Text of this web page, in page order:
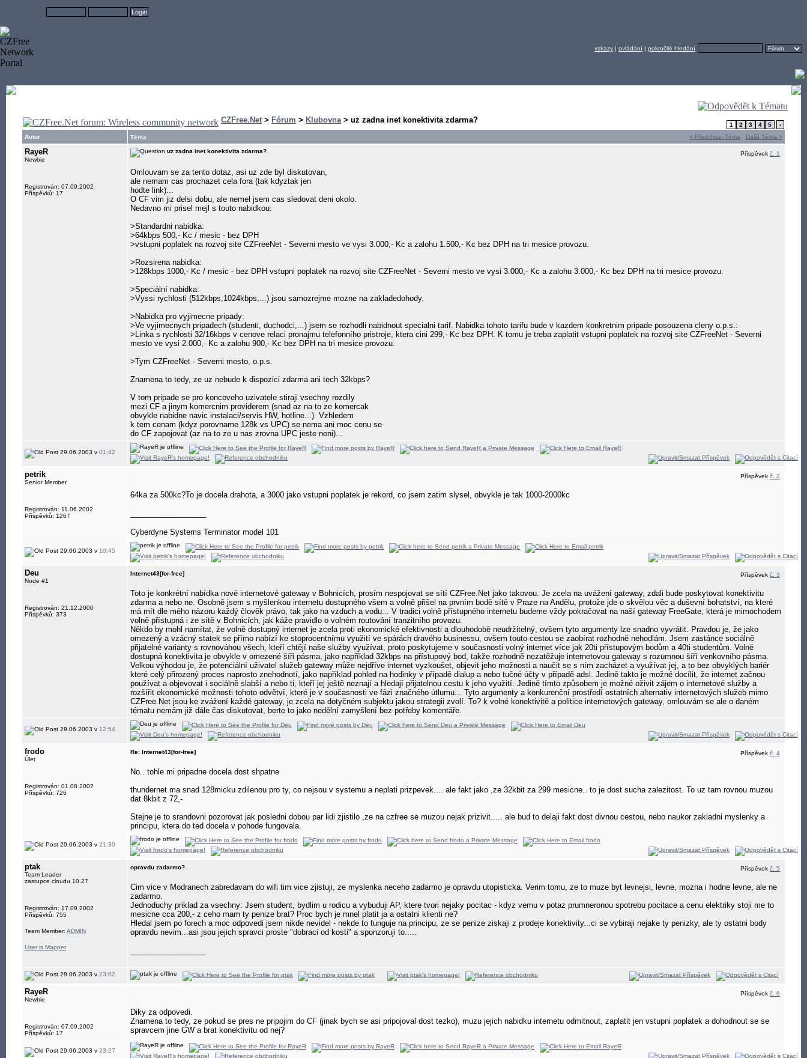
vzkazy | ovládání | pokročilé hledání
CZFree.Net > Fórum > Klubovna> uz zadna inet konektivita zdarma?
1 2 3 4 5
›
Autor
Téma < Předchozí Téma Další Téma >
RayeR
Newbie
Registrován: 07.09.2002
Příspěvků: 17
uz zadna inet konektivita zdarma? Příspěvek č. 1
Omlouvam se za tento dotaz, asi uz zde byl diskutovan,
ale nemam cas prochazet cela fora (tak kdyztak jen
hodte link)...
O CF vim jiz delsi dobu, ale nemel jsem cas sledovat deni okolo.
Nedavno mi prisel mejl s touto nabidkou:
>Standardni nabidka:
>64kbps 500,- Kc / mesic - bez DPH
>vstupni poplatek na rozvoj site CZFreeNet - Severni mesto ve vysi 3.000,- Kc a zalohu 1.500,- Kc bez DPH na tri mesice provozu.
>Rozsirena nabidka:
>128kbps 1000,- Kc / mesic - bez DPH vstupni poplatek na rozvoj site CZFreeNet - Severni mesto ve vysi 3.000,- Kc a zalohu 3.000,- Kc bez DPH na tri mesice provozu.
>Speciální nabidka:
>Vyssi rychlosti (512kbps,1024kbps,...) jsou samozrejme mozne na zakladedohody.
>Nabidka pro vyjimecne pripady:
>Ve vyjimecnych pripadech (studenti, duchodci,...) jsem se rozhodli nabidnout specialni tarif. Nabidka tohoto tarifu bude v kazdem konkretnim pripade posouzena cleny o.p.s.:
>Linka s rychlosti 32/16kbps v cenove relaci pronajmu telefonního pristroje, ktera cini 299,- Kc bez DPH. K tomu je treba zaplatit vstupni poplatek na rozvoj site CZFreeNet - Severni
mesto ve vysi 2.000,- Kc a zalohu 900,- Kc bez DPH na tri mesice provozu.
>Tym CZFreeNet - Severni mesto, o.p.s.
Znamena to tedy, ze uz nebude k dispozici zdarma ani tech 32kbps?
V tom pripade se pro koncoveho uzivatele stiraji vsechny rozdily
mezi CF a jinym komercnim providerem (snad az na to ze komercak
obvykle nabidne navic instalaci/servis HW, hotline...). Vzhledem
k tem cenam (kdyz porovname 128k vs UPC) se nema ani moc cenu se
do CF zapojovat (az na to ze u nas zrovna UPC jeste neni)...
29.06.2003 v 01:42
petrik
Senior Member
Registrován: 11.06.2002
Příspěvků: 1267
Příspěvek č. 2
64ka za 500kc?To je docela drahota, a 3000 jako vstupni poplatek je rekord, co jsem zatim slysel, obvykle je tak 1000-2000kc
Cyberdyne Systems Terminator model 101
29.06.2003 v 10:45
Deu
Node #1
Registrován: 21.12.2000
Příspěvků: 373
Internet43[for-free] Příspěvek č. 3
Toto je konkrétní nabídka nové internetové gateway v Bohnicích, prosím nespojovat se sítí CZFree.Net jako takovou. Je zcela na uvážení gateway, zdali bude poskytovat konektivitu
zdarma a nebo ne. Osobně jsem s myšlenkou internetu dostupného všem a volně přišel na prvním bodě sítě v Praze na Andělu, protože jde o skvělou věc a duševní bohatství, na které
má mít dle mého názoru každý člověk právo, tak jako na vzduch a vodu... V tradici volně přístupného internetu budeme vždy pokračovat na naší gateway FreeGate, která je mimochodem
volně přístupná i ze sítě v Bohnicích, jak káže pravidlo o volném routování tranzitního provozu.
Někdo by mohl namítat, že volně dostupný internet je zcela proti ekonomické efektivnosti a dlouhodobě neudržitelný, ovšem tyto argumenty lze snadno vyvrátit. Pravdou je, že jako
omezený a vzácný statek se přímo nabízí ke stoprocentnímu využití ve spárách dravého businessu, ovšem touto cestou se zaobírat rozhodně nehodlám. Jsem zastánce sociálně
přijatelné varianty s rovnováhou všech, kteří chtějí naše služby využívat, proto poskytujeme v současnosti volný internet více jak 20ti přístupovým bodům a 40ti studentům. Volně
dostupná konektivita je obvykle v omezené šíři pásma, jako například 32kbps na přístupový bod, takže rozhodně nezatěžuje internetovou gateway s rozumnou šíří venkovního pásma.
Velkou výhodou je, že potenciální uživatel služeb gateway může nejdříve internet vyzkoušet, objevit jeho možnosti a naučit se s ním zacházet a využívat jej, a to bez obvyklých bariér
které celý přirozený proces naprosto znehodnotí, jako například pohled na hodinky v případě dialup a nebo tučné účty v případě adsl. Jedině takto je možné docílit, že internet začnou
používat a objevovat i sociálně slabší a nebo ti, kteří jej ještě neznají a hledají přijatelnou cestu k jeho využití. Jedině tímto způsobem je možné oživit zájem o internetové služby a
rozšířit ekonomické možnosti tohoto odvětví, které je v současnosti ve fázi značného útlumu... Tyto argumenty a konkurenční prostředí ostatních alternativ internetových služeb mimo
CZFree.Net jsou ke zvážení každé gateway, je zcela na dotyčném subjektu jakou strategii zvolí. To? k volné konektivitě a politice internetových gateway, omlouvám se ale o daném
tématu nemám již dále čas diskutovat, berte to jako nedělní zamyšlení bez potřeby komentáře.
29.06.2003 v 12:54
frodo
Úlet
Registrován: 01.08.2002
Příspěvků: 726
Re: Internet43[for-free] Příspěvek č. 4
No.. tohle mi pripadne docela dost shpatne
thundernet ma snad 128micku zdilenou pro ty, co nejsou v systemu a neplati prizpevek.... ale fakt jako ,ze 32kbit za 299 mesicne.. to je dost sucha zalezitost. To uz tam rovnou muzou
dat 8kbit z 72,-
Stejne je to srandovni pozorovat jak posledni dobou par lidi zjistilo ,ze na czfree se muzou nejak prizivit..... ale bud to delaji fakt dost divnou cestou, nebo naukor zakladni myslenky a
principu, ktera do ted docela v pohode fungovala.
29.06.2003 v 21:30
ptak
Team Leader
zastupce cloudu 10.27
Registrován: 17.09.2002
Příspěvků: 755
Team Member: ADMIN
User is Mapper
opravdu zadarmo? Příspěvek č. 5
Cim vice v Modranech zabredavam do wifi tim vice zjistuji, ze myslenka neceho zadarmo je opravdu utopisticka. Verim tomu, ze to muze byt levnejsi, levne, mozna i hodne levne, ale ne
zadarmo.
Jednoduchy priklad za vsechny: Jsem student, bydlim u rodicu a vybuduji AP, ktere tvori nejaky pocitac - kdyz vemu v potaz prumneronou spotrebu pocitace a cenu elektriky stoji me to
mesicne cca 200,- z ceho mam ty penize brat? Proc bych je mnel platit ja a ostatni klienti ne?
Hledal jsem po forech a moc odpovedi jsem nikde nevidel - nekde to funguje na principu, ze se penize ziskaji z prodeje konektivity...ci se vybiraji nejake ty penizky, ale ty ostatni body
opravdu nevim...asi jsou jejich spravci proste "dobraci od kosti" a sponzoruji to.....
29.06.2003 v 23:02
RayeR
Newbie
Registrován: 07.09.2002
Příspěvků: 17
Příspěvek č. 6
Diky za odpovedi.
Znamena to tedy, ze pokud se pres ne pripojim do CF (jinak bych se asi pripojoval dost tezko), muzu jejich nabidku internetu odmitnout, zaplatit jen vstupni poplatek a dohodnout se se
spravcem jine GW a brat konektivitu od nej?
29.06.2003 v 23:27